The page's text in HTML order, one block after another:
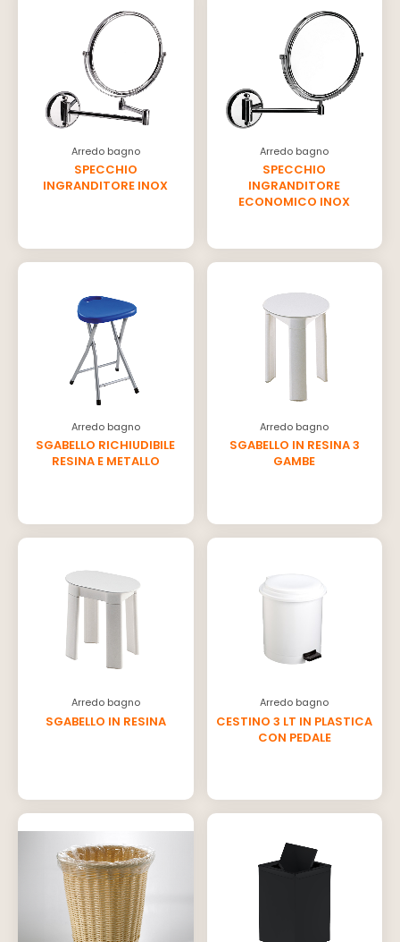
Arredo bagno
SPECCHIO
INGRANDITORE INOX
Arredo bagno
SPECCHIO
INGRANDITORE
ECONOMICO INOX
Arredo bagno
SGABELLO RICHIUDIBILE
RESINA E METALLO
Arredo bagno
SGABELLO IN RESINA 3
GAMBE
Arredo bagno
SGABELLO IN RESINA
Arredo bagno
CESTINO 3 LT IN PLASTICA
CON PEDALE